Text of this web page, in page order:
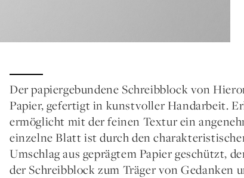
Der papiergebundene Schreibblock von
Papier, gefertigt in kunstvoller Handarbeit.
ermöglicht mit der feinen Textur ein
einzelne Blatt ist durch den
Umschlag aus geprägtem Papier geschützt,
der Schreibblock zum Träger von Gedanken